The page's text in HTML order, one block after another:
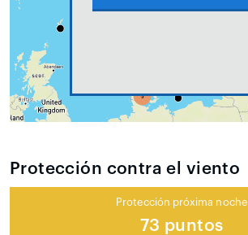
Protección contra el viento
Protección próxima noche
73 puntos